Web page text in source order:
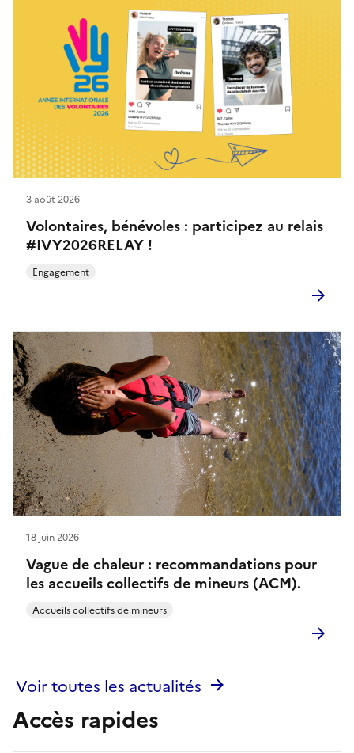
Volontaires, bénévoles : participez au relais
#IVY2026RELAY !
Engagement
3 août 2026
Vague de chaleur : recommandations pour
les accueils collectifs de mineurs (ACM).
Accueils collectifs de mineurs
18 juin 2026
Voir toutes les actualités
Accès rapides